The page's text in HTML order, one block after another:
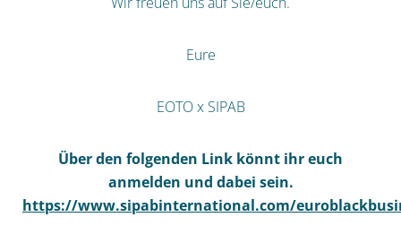
Eure
EOTO x SIPAB
Über den folgenden Link könnt ihr euch
anmelden und dabei sein.
https://www.sipabinternational.com/